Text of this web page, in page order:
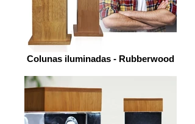
Colunas iluminadas - Rubberwood